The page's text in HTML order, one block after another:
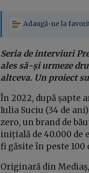
Adaugă-ne la
Seria de interviuri
ales să-și urmeze
altceva. Un proiect
În 2022, după șapte
Iulia Suciu (34 de
zero, un brand de
inițială de 40.000 de
fi găsite în peste
Originară din